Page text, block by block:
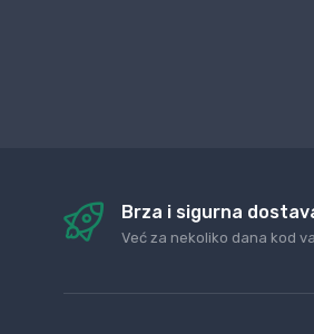
Brza i sigurna
Već za nekoliko dana kod